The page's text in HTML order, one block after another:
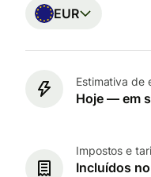
EUR
Estimativa de
Hoje — em
Impostos e
Incluídos